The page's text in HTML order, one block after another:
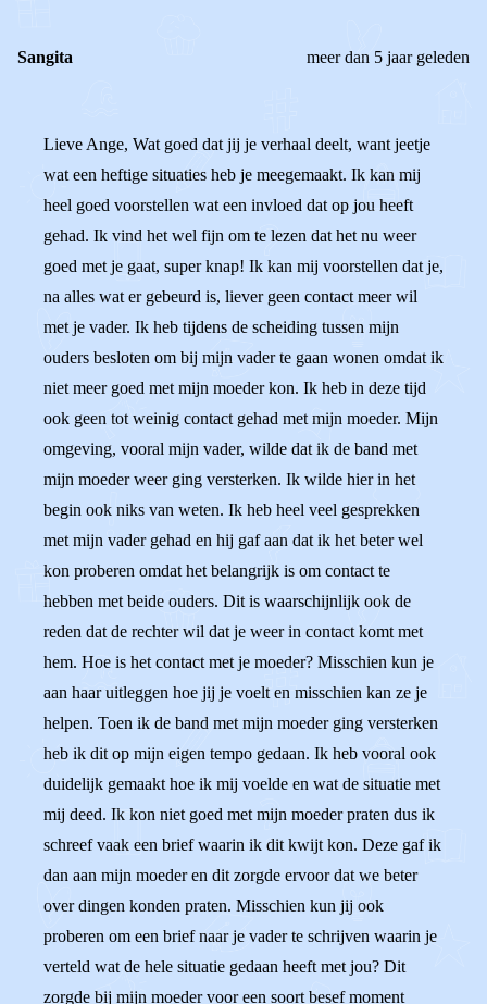
Sangita meer dan 5 jaar geleden
Lieve Ange, Wat goed dat jij je verhaal deelt, want jeetje
wat een heftige situaties heb je meegemaakt. Ik kan mij
heel goed voorstellen wat een invloed dat op jou heeft
gehad. Ik vind het wel fijn om te lezen dat het nu weer
goed met je gaat, super knap! Ik kan mij voorstellen dat je,
na alles wat er gebeurd is, liever geen contact meer wil
met je vader. Ik heb tijdens de scheiding tussen mijn
ouders besloten om bij mijn vader te gaan wonen omdat ik
niet meer goed met mijn moeder kon. Ik heb in deze tijd
ook geen tot weinig contact gehad met mijn moeder. Mijn
omgeving, vooral mijn vader, wilde dat ik de band met
mijn moeder weer ging versterken. Ik wilde hier in het
begin ook niks van weten. Ik heb heel veel gesprekken
met mijn vader gehad en hij gaf aan dat ik het beter wel
kon proberen omdat het belangrijk is om contact te
hebben met beide ouders. Dit is waarschijnlijk ook de
reden dat de rechter wil dat je weer in contact komt met
hem. Hoe is het contact met je moeder? Misschien kun je
aan haar uitleggen hoe jij je voelt en misschien kan ze je
helpen. Toen ik de band met mijn moeder ging versterken
heb ik dit op mijn eigen tempo gedaan. Ik heb vooral ook
duidelijk gemaakt hoe ik mij voelde en wat de situatie met
mij deed. Ik kon niet goed met mijn moeder praten dus ik
schreef vaak een brief waarin ik dit kwijt kon. Deze gaf ik
dan aan mijn moeder en dit zorgde ervoor dat we beter
over dingen konden praten. Misschien kun jij ook
proberen om een brief naar je vader te schrijven waarin je
verteld wat de hele situatie gedaan heeft met jou? Dit
zorgde bij mijn moeder voor een soort besef moment